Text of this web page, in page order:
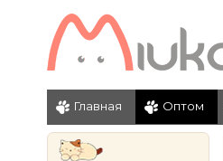
Главная Оптом